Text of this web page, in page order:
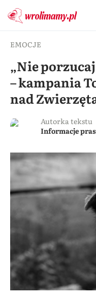
EMOCJE
„Nie
– kampania
nad
Autorka tekstu
Informacje